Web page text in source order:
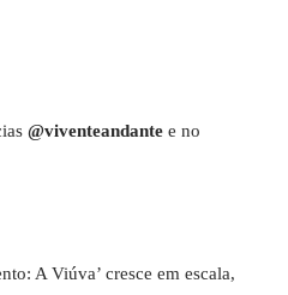
@viventeandante e no
A Viúva’ cresce em escala,